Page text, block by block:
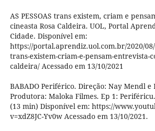
AS PESSOAS trans existem, criam e
cineasta Rosa Caldeira. UOL, Portal
Cidade. Disponível em:
https://portal.aprendiz.uol.com.br/2020/08/
trans-existem-criam-e-pensam-entrevista-
caldeira/ Acessado em 13/10/2021
BABADO Periférico. Direção: Nay Mendl e
Produtora: Maloka Filmes. Ep 1:
(13 min) Disponível em: https://
v=xdZ8JC-Yv0w Acessado em 13/10/2021.